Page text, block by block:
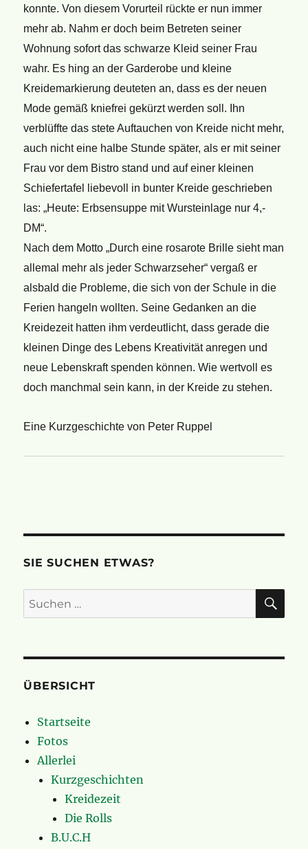
konnte. Von diesem Vorurteil rückte er nun immer
mehr ab. Nahm er doch beim Betreten seiner
Wohnung sofort das schwarze Kleid seiner Frau
wahr. Es hing an der Garderobe und kleine
Kreidemarkierung deuteten an, dass es der neuen
Mode gemäß kniefrei gekürzt werden soll. Ihn
verblüffte das stete Auftauchen von Kreide nicht mehr,
auch nicht eine halbe Stunde später, als er mit seiner
Frau vor dem Bistro stand und auf einer kleinen
Schiefertafel liebevoll in bunter Kreide geschrieben
las: „Heute: Erbsensuppe mit Wursteinlage nur 4,-
DM“.
Nach dem Motto „Durch eine rosarote Brille sieht man
allemal mehr als jeder Schwarzseher“ vergaß er
alsbald die Probleme, die sich von der Schule in die
Ferien hangeln wollten. Seine Gedanken an die
Kreidezeit hatten ihm verdeutlicht, dass gerade die
kleinen Dinge des Lebens Kreativität anregen und
neue Lebenskraft spenden können. Wie wertvoll es
doch manchmal sein kann, in der Kreide zu stehen.
Eine Kurzgeschichte von Peter Ruppel
SIE SUCHEN ETWAS?
Suchen
nach:
ÜBERSICHT
Startseite
Fotos
Allerlei
Kurzgeschichten
Kreidezeit
Die Rolls
B.U.C.H